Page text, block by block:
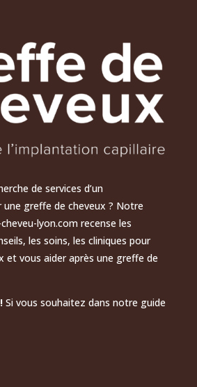
de services d’un
greffe de cheveux ? Notre
lyon.com recense les
les soins, les cliniques pour
et vous aider après une greffe de
Si vous souhaitez dans notre guide